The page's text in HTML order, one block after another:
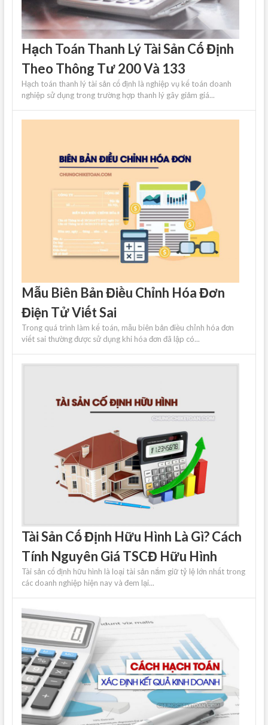
Hạch Toán Thanh Lý Tài Sản Cố Định
Theo Thông Tư 200 Và 133
Hạch toán thanh lý tài sản cố định là nghiệp vụ kế toán doanh
nghiệp sử dụng trong trường hợp thanh lý gây giảm giá...
Mẫu Biên Bản Điều Chỉnh Hóa Đơn
Điện Tử Viết Sai
Trong quá trình làm kế toán, mẫu biên bản điều chỉnh hóa đơn
viết sai thường được sử dụng khi hóa đơn đã lập có...
Tài Sản Cố Định Hữu Hình Là Gì? Cách
Tính Nguyên Giá TSCĐ Hữu Hình
Tài sản cố định hữu hình là loại tài sản nắm giữ tỷ lệ lớn nhất trong
các doanh nghiệp hiện nay và đem lại...